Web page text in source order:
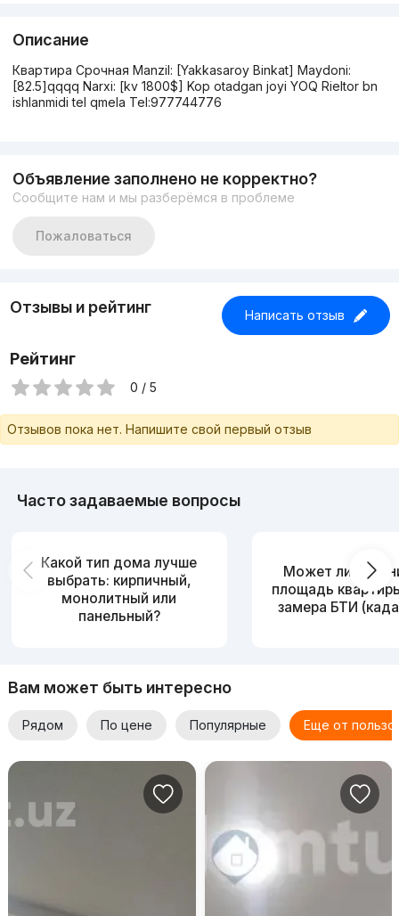
Описание
Квартира Срочная Manzil: [Yakkasaroy Binkat] Maydoni:
[82.5]qqqq Narxi: [kv 1800$] Kop otadgan joyi YOQ Rieltor bn
ishlanmidi tel qmela Tel:977744776
Объявление заполнено не корректно?
Сообщите нам и мы разберёмся в проблеме
Пожаловаться
Отзывы и рейтинг Написать отзыв
Рейтинг
0 / 5
Отзывов пока нет. Напишите свой первый отзыв
Часто задаваемые вопросы
Какой тип дома лучше
выбрать: кирпичный,
монолитный или
панельный?
Может ли
площадь
замера БТИ
Вам может быть интересно
Рядом По цене Популярные Еще от